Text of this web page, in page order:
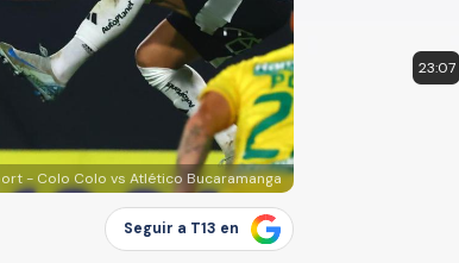
- Colo Colo vs Atlético Bucaramanga
Seguir a T13 en
23:07